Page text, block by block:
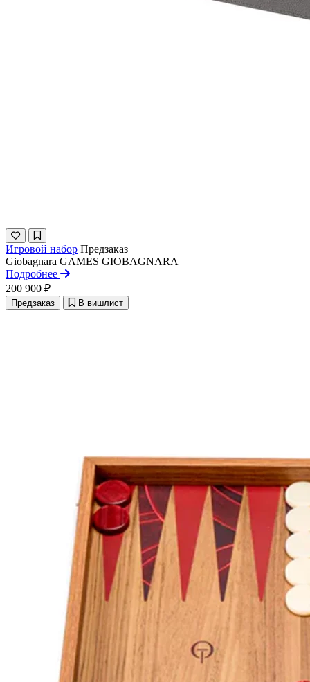
Игровой набор Предзаказ
Giobagnara GAMES GIOBAGNARA
Подробнее
200 900 ₽
Предзаказ В вишлист